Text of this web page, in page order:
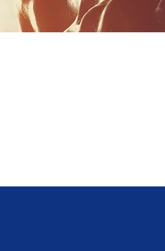
比」